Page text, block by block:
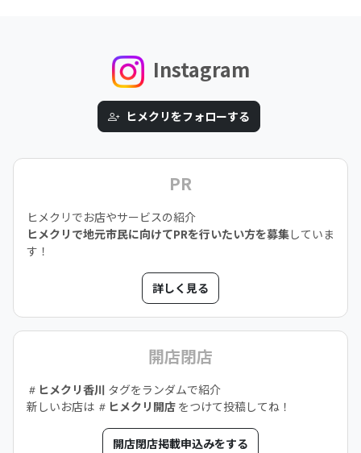
Instagram
ヒメクリをフォローする
PR
ヒメクリでお店やサービスの紹介
ヒメクリで地元市民に向けてPRを行いたい方を募集していま
す！
詳しく見る
開店閉店
ヒメクリ香川 タグをランダムで紹介
新しいお店は
ヒメクリ開店 をつけて投稿してね！
開店閉店掲載申込みをする